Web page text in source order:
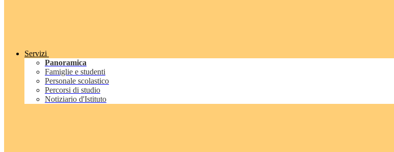
Servizi
Panoramica
Famiglie e studenti
Personale scolastico
Percorsi di studio
Notiziario d'Istituto